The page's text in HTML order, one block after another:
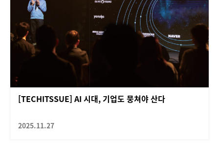
[TECHITSSUE] AI 시대, 기업도 뭉쳐야 산다
2025.11.27